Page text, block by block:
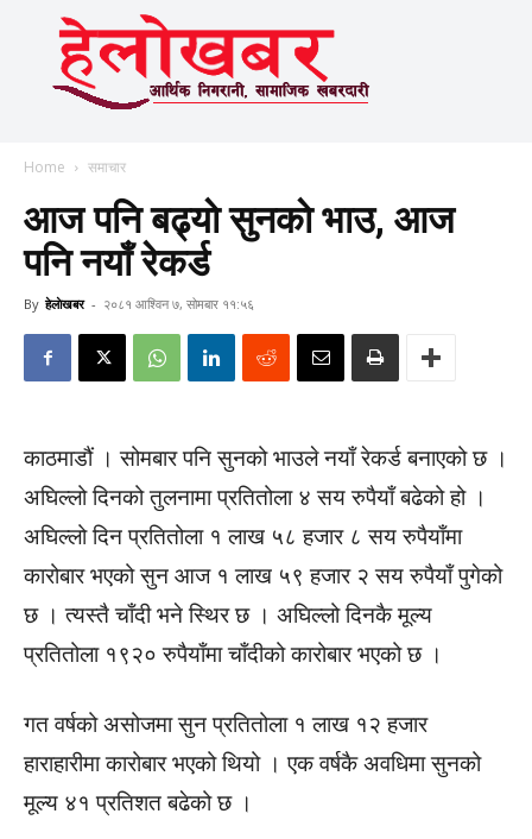
Home समाचार
आज पनि बढ्याे सुनकाे भाउ, आज
पनि नयाँ रेकर्ड
By हेलाेखबर - २०८१ आश्विन ७, सोमबार ११:५६
काठमाडौं । सोमबार पनि सुनको भाउले नयाँ रेकर्ड बनाएको छ ।
अघिल्लो दिनको तुलनामा प्रतितोला ४ सय रुपैयाँ बढेको हो ।
अघिल्लो दिन प्रतितोला १ लाख ५८ हजार ८ सय रुपैयाँमा
कारोबार भएको सुन आज १ लाख ५९ हजार २ सय रुपैयाँ पुगेको
छ । त्यस्तै चाँदी भने स्थिर छ । अघिल्लो दिनकै मूल्य
प्रतितोला १९२० रुपैयाँमा चाँदीको कारोबार भएको छ ।
गत वर्षको असोजमा सुन प्रतितोला १ लाख १२ हजार
हाराहारीमा कारोबार भएको थियो । एक वर्षकै अवधिमा सुनको
मूल्य ४१ प्रतिशत बढेको छ ।